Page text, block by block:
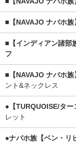
■【NAVAJO ナバホ
■【インディアン諸部
フ
■【NAVAJO ナバホ
ント&ネックレス
●【TURQUOISE/ター
レット
●ナバホ族【ベン・リ